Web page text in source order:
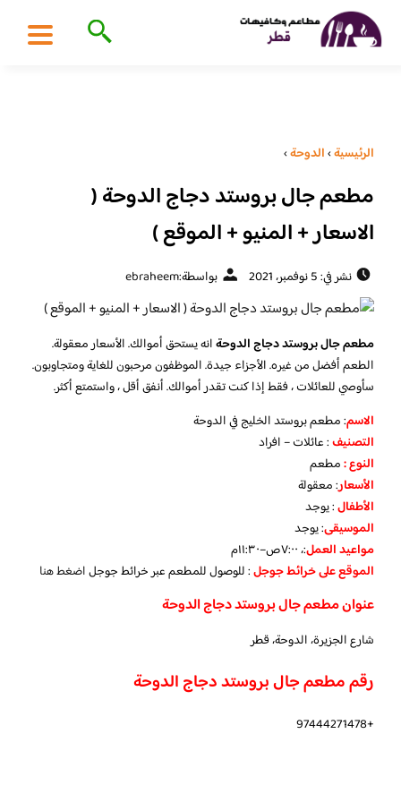
الرئيسية›الدوحة›
مطعم جال بروستد دجاج الدوحة (
الاسعار + المنيو + الموقع )
نشر في: 5 نوفمبر، 2021 بواسطة:ebraheem
مطعم جال بروستد دجاج الدوحةانه يستحق أموالك. الأسعار معقولة.
الطعم أفضل من غيره. الأجزاء جيدة. الموظفون مرحبون للغاية ومتجاوبون.
سأوصي للعائلات ، فقط إذا كنت تقدر أموالك. أنفق أقل ، واستمتع أكثر.
الاسم: مطعم بروستد الخليج في الدوحة
التصنيف: عائلات – افراد
النوع :مطعم
الأسعار:معقولة
الأطفال:يوجد
الموسيقى:يوجد
مواعيد العمل:، ٧:٠٠ص–١١:٣٠م
الموقع على خرائط جوجل: للوصول للمطعم عبر خرائط جوجلاضغط هنا
عنوان مطعم جال بروستد دجاج الدوحة
شارع الجزيرة، الدوحة، قطر
رقم مطعم جال بروستد دجاج الدوحة
+97444271478